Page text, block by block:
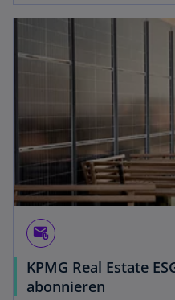
attach_email
KPMG Real Estate
abonnieren